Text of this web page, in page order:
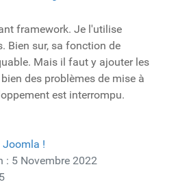
framework. Je l'utilise
Bien sur, sa fonction de
Mais il faut y ajouter les
des problèmes de mise à
est interrompu.
Joomla !
: 5 Novembre 2022